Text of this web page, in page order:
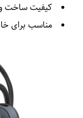
کیفیت ساخت و
مناسب برای